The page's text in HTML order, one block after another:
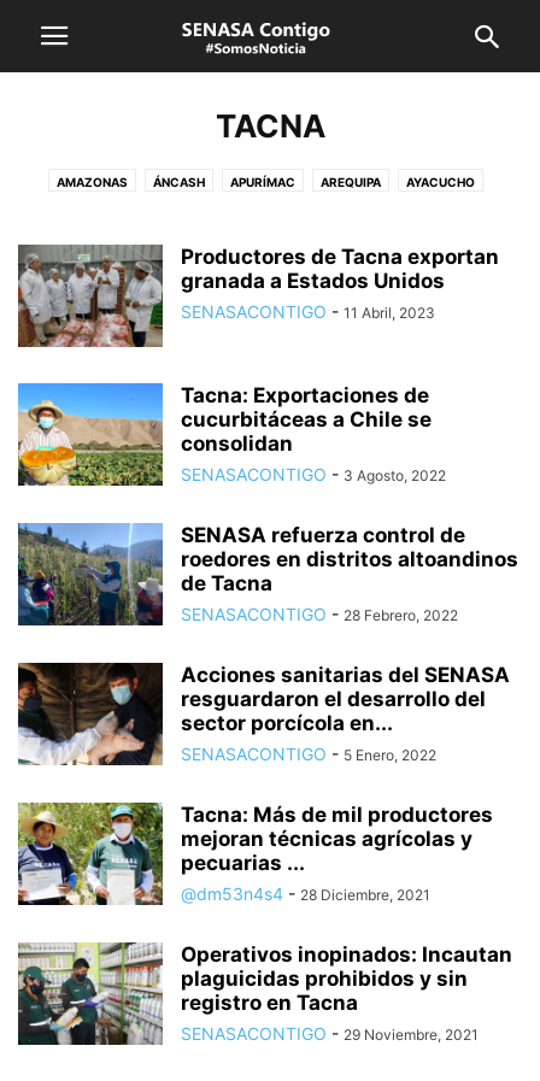
TACNA
AMAZONAS ÁNCASH APURÍMAC AREQUIPA AYACUCHO
LA LIBERTAD
MADRE DE DIOS MOQUEGUA PASCO PIURA PUNO
SAN MARTÍN SENASA TACNA TUMBES UCAYALI
Productores de Tacna exportan
granada a Estados Unidos
SENASACONTIGO - 11 Abril, 2023
Tacna: Exportaciones de
cucurbitáceas a Chile se
consolidan
SENASACONTIGO - 3 Agosto, 2022
SENASA refuerza control de
roedores en distritos altoandinos
de Tacna
SENASACONTIGO - 28 Febrero, 2022
Acciones sanitarias del SENASA
resguardaron el desarrollo del
sector porcícola en...
SENASACONTIGO - 5 Enero, 2022
Tacna: Más de mil productores
mejoran técnicas agrícolas y
pecuarias ...
@dm53n4s4 - 28 Diciembre, 2021
Operativos inopinados: Incautan
plaguicidas prohibidos y sin
registro en Tacna
SENASACONTIGO - 29 Noviembre, 2021